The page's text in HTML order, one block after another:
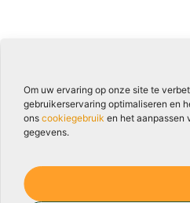
Om uw ervaring op onze site te
gebruikerservaring optimaliseren en
ons cookiegebruik en het aanpassen
gegevens.